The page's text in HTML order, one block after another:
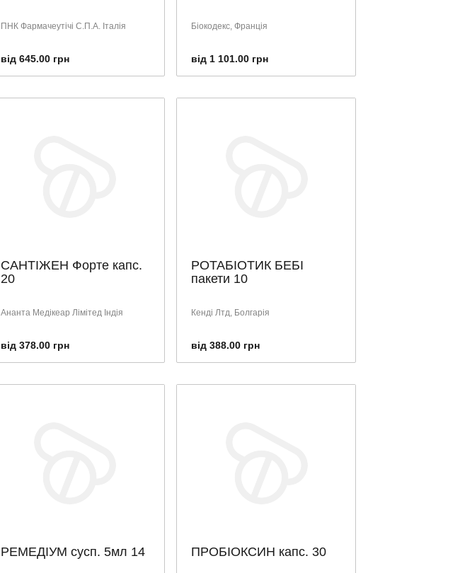
ПНК Фармачеутічі С.П.А. Італія
від 645.00 грн
Біокодекс, Франція
від 1 101.00 грн
САНТІЖЕН Форте капс.
20
Ананта Медікеар Лімітед Індія
від 378.00 грн
РОТАБІОТИК БЕБІ
пакети 10
Кенді Лтд, Болгарія
від 388.00 грн
РЕМЕДІУМ сусп. 5мл 14 ПРОБІОКСИН капс. 30